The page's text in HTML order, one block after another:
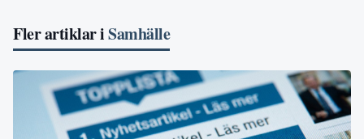
Fler artiklar iSamhälle